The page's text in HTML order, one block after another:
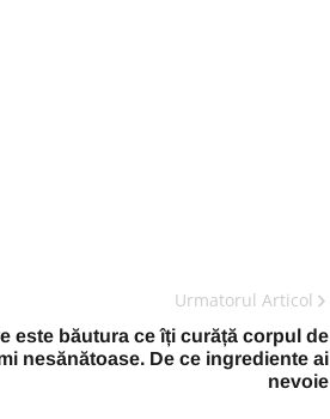
Urmatorul Articol
este băutura ce îți curăță corpul de
nesănătoase. De ce ingrediente ai
nevoie